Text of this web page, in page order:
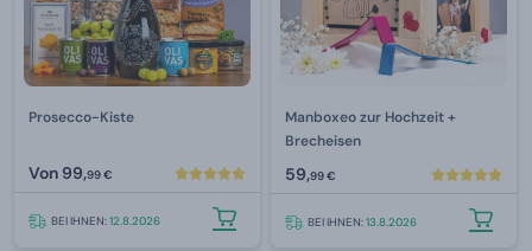
Prosecco-Kiste
Von 99,99 €
BEI IHNEN:12.8.2026
Manboxeo zur Hochzeit +
Brecheisen
59,99 €
BEI IHNEN:13.8.2026